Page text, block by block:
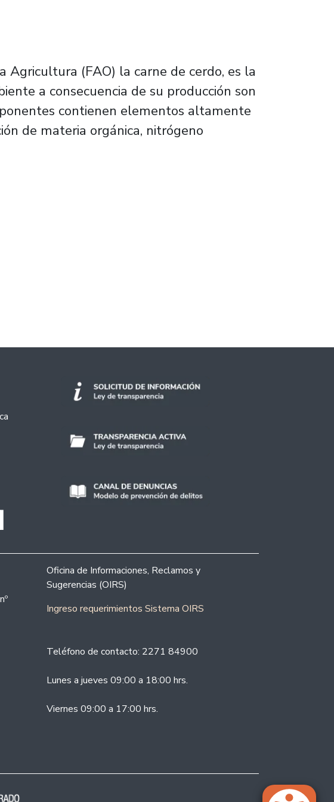
Agricultura (FAO) la carne de cerdo, es la
a consecuencia de su producción son
contienen elementos altamente
de materia orgánica, nitrógeno
aguas residuales para uso como fertilizante natural
Oficina de Informaciones, Reclamos y
Sugerencias (OIRS)
Ingreso requerimientos Sistema OIRS
Teléfono de contacto: 2271 84900
Lunes a jueves 09:00 a 18:00 hrs.
Viernes 09:00 a 17:00 hrs.